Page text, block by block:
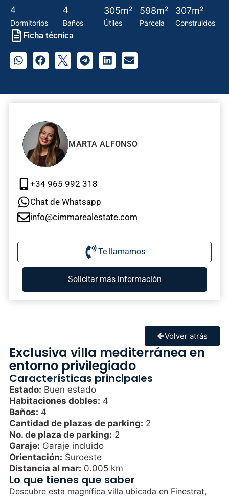
4
Dormitorios
4
Baños
305m²
Útiles
598m²
Parcela
307m²
Construidos
Ficha técnica
Volver atrás
Exclusiva villa mediterránea en
entorno privilegiado
Características principales
Estado: Buen estado
Habitaciones dobles: 4
Baños: 4
Cantidad de plazas de parking: 2
No. de plaza de parking: 2
Garaje: Garaje incluido
Orientación: Suroeste
Distancia al mar: 0.005 km
Lo que tienes que saber
Descubre esta magnífica villa ubicada en Finestrat,
MARTA ALFONSO
+34 965 992 318
Chat de Whatsapp
info@cimmarealestate.com
Te llamamos
Solicitar más información